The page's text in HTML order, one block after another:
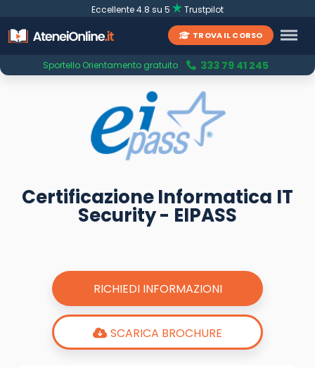
Eccellente 4.8 su 5 Trustpilot
TROVA IL CORSO
Sportello Orientamento gratuito 333 79 41 245
Certificazione Informatica IT
Security - EIPASS
RICHIEDI INFORMAZIONI
SCARICA BROCHURE